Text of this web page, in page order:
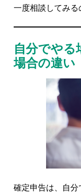
一度相談してみる
自分でやる
場合の違い
確定申告は、自